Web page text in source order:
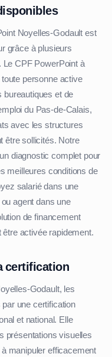
Noyelles-Godault est
grâce à plusieurs
CPF PowerPoint à
personne active
et de
du Pas-de-Calais,
avec les structures
être sollicités. Notre
diagnostic complet pour
meilleures conditions de
salarié dans une
agent dans une
de financement
activée rapidement.
certification
Godault, les
une certification
et national. Elle
présentations visuelles
manipuler efficacement